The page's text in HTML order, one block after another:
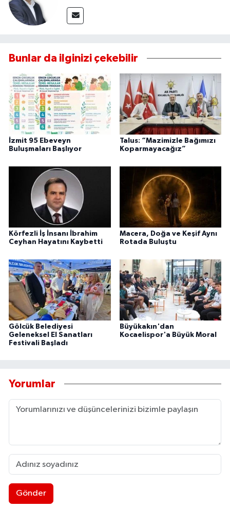
Bunlar da ilginizi çekebilir
İzmit 95 Ebeveyn
Buluşmaları Başlıyor
Talus: “Mazimizle Bağımızı
Koparmayacağız”
Körfezli İş İnsanı İbrahim
Ceyhan Hayatını Kaybetti
Macera, Doğa ve Keşif Aynı
Rotada Buluştu
Gölcük Belediyesi
Geleneksel El Sanatları
Festivali Başladı
Büyükakın'dan
Kocaelispor'a Büyük Moral
Yorumlar
Gönder